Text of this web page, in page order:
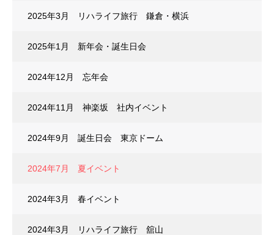
2025年3月 リハライフ旅行 鎌倉・横浜
2025年1月 新年会・誕生日会
2024年12月 忘年会
2024年11月 神楽坂 社内イベント
2024年9月 誕生日会 東京ドーム
2024年7月 夏イベント
2024年3月 春イベント
2024年3月 リハライフ旅行 舘山